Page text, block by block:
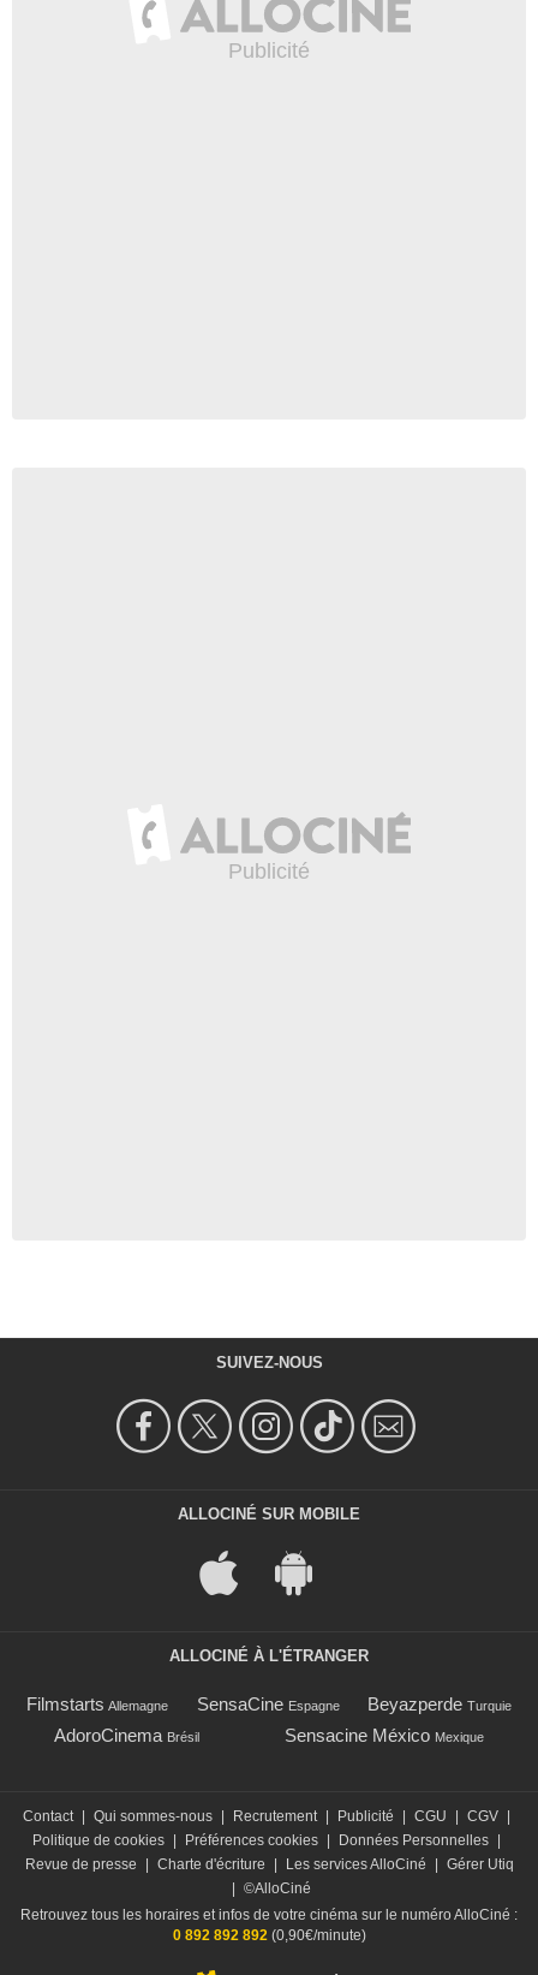
SUIVEZ-NOUS
ALLOCINÉ SUR MOBILE
ALLOCINÉ À L'ÉTRANGER
Filmstarts Allemagne SensaCine Espagne Beyazperde Turquie
AdoroCinema Brésil Sensacine México Mexique
Contact Qui sommes-nous Recrutement Publicité CGU CGV
Politique de cookies
Préférences cookies Données Personnelles
Revue de presse
Charte d'écriture Les services AlloCiné
Gérer Utiq
©AlloCiné
Retrouvez tous les horaires et infos de votre cinéma sur le numéro AlloCiné :
0 892 892 892(0,90€/minute)